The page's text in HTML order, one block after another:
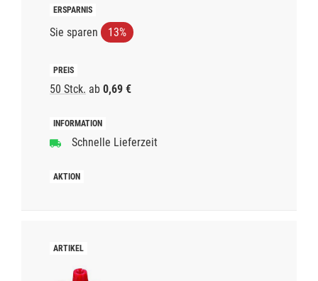
Sie sparen 13%
50 Stck. ab 0,69 €
Schnelle Lieferzeit